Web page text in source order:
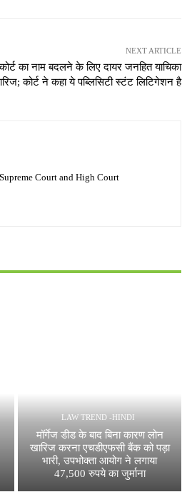
NEXT ARTICLE
का नाम बदलने के लिए दायर जनहित याचिका
कोर्ट ने कहा ये पब्लिसिटी स्टंट लिटिगेशन है
Court and High Court
LAW TREND -HINDI
मॉर्गेज डीड के बाद बिना कारण लोन
खारिज करना एचडीएफसी बैंक को पड़ा
भारी, उपभोक्ता आयोग ने लगाया
47,500 रुपये का जुर्माना